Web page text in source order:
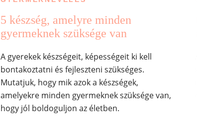
5 készség, amelyre minden
gyermeknek szüksége van
A gyerekek készségeit, képességeit ki kell
bontakoztatni és fejleszteni szükséges.
Mutatjuk, hogy mik azok a készségek,
amelyekre minden gyermeknek szüksége van,
hogy jól boldoguljon az életben.